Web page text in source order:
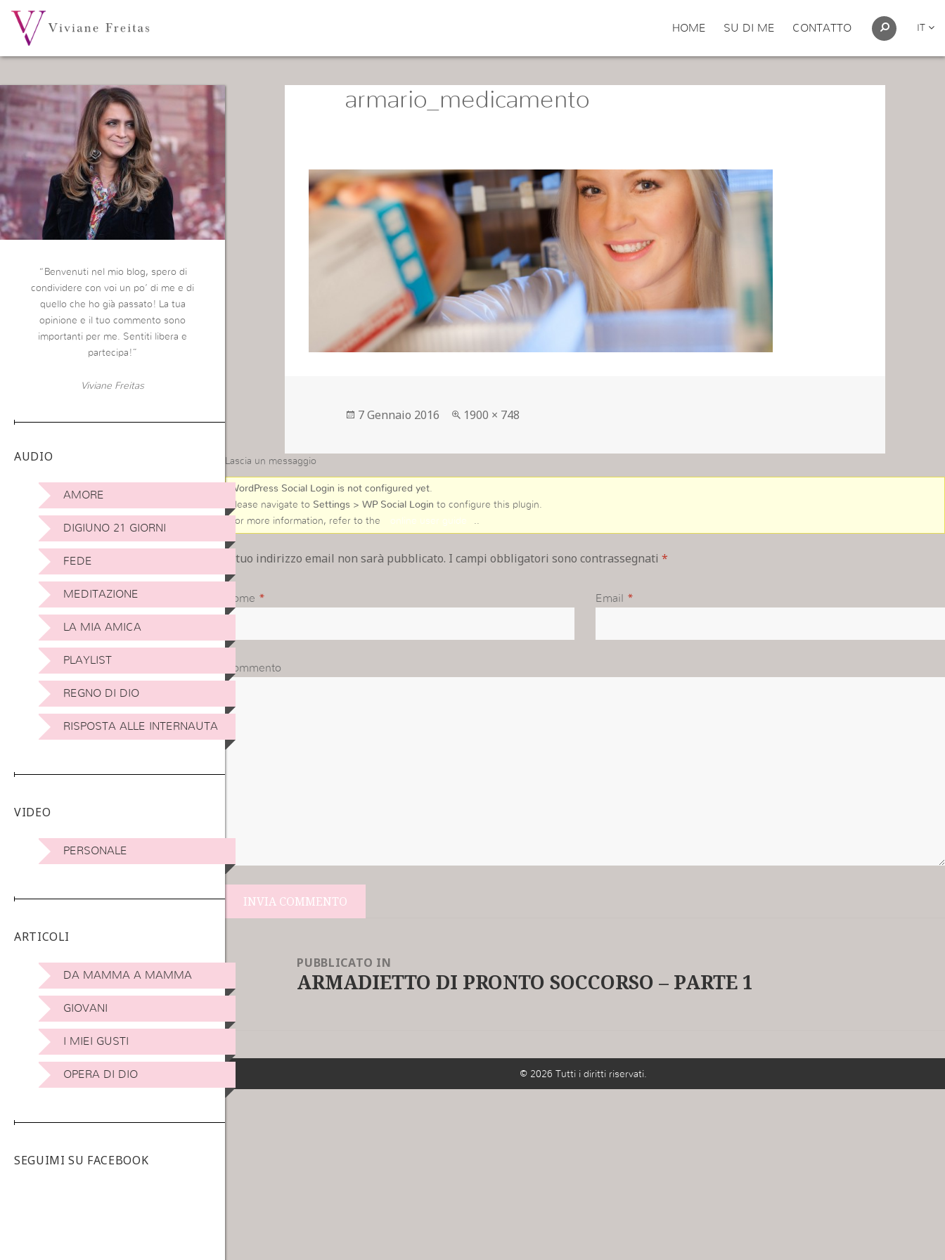
HOME SU DI ME CONTATTO IT
“Benvenuti nel mio blog, spero di
condividere con voi un po’ di me e di
quello che ho già passato! La tua
opinione e il tuo commento sono
importanti per me. Sentiti libera e
partecipa!”
Viviane Freitas
AUDIO
AMORE
DIGIUNO 21 GIORNI
FEDE
MEDITAZIONE
LA MIA AMICA
PLAYLIST
REGNO DI DIO
RISPOSTA ALLE INTERNAUTA
VIDEO
PERSONALE
ARTICOLI
DA MAMMA A MAMMA
GIOVANI
I MIEI GUSTI
OPERA DI DIO
SEGUIMI SU FACEBOOK
armario_medicamento
Postato
7 Gennaio 2016
Full
1900 × 748
Lascia un messaggio
WordPress Social Login is not configured yet
Please navigate to Settings > WP Social Login to configure this plugin.
For more information, refer to the
online user guide
Il tuo indirizzo email non sarà pubblicato. I campi obbligatori sono contrassegnati *
Nome * Email *
Commento
PUBBLICATO IN
ARMADIETTO DI PRONTO SOCCORSO – PARTE 1
© 2026 Tutti i diritti riservati.